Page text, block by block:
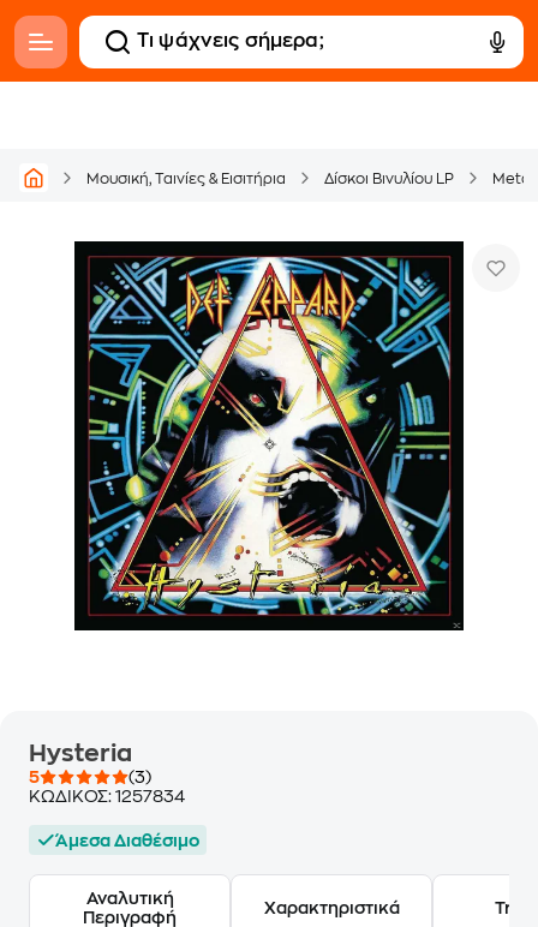
Μουσική, Ταινίες & Εισιτήρια Δίσκοι Βινυλίου LP Metal
Hysteria
5
(3)
ΚΩΔΙΚΟΣ: 1257834
Άμεσα Διαθέσιμο
Αναλυτική
Περιγραφή
Χαρακτηριστικά